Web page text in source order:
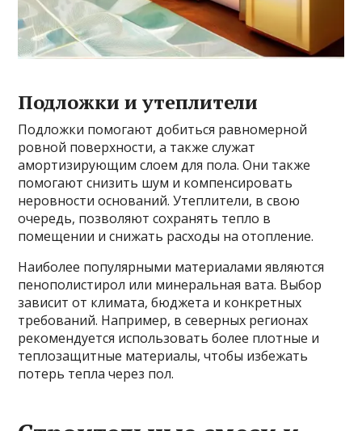
Подложки и утеплители
Подложки помогают добиться равномерной
ровной поверхности, а также служат
амортизирующим слоем для пола. Они также
помогают снизить шум и компенсировать
неровности оснований. Утеплители, в свою
очередь, позволяют сохранять тепло в
помещении и снижать расходы на отопление.
Наиболее популярными материалами являются
пенополистирол или минеральная вата. Выбор
зависит от климата, бюджета и конкретных
требований. Например, в северных регионах
рекомендуется использовать более плотные и
теплозащитные материалы, чтобы избежать
потерь тепла через пол.